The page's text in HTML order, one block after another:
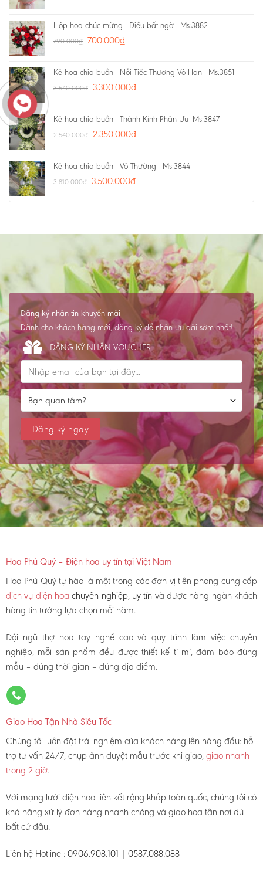
Hộp hoa chúc mừng - Điều bất ngờ - Ms:3882
790.000₫ 700.000₫
Kệ hoa chia buồn - Nỗi Tiếc Thương Vô Hạn - Ms:3851
3.540.000₫ 3.300.000₫
Kệ hoa chia buồn - Thành Kính Phân Ưu- Ms:3847
2.540.000₫ 2.350.000₫
Kệ hoa chia buồn - Vô Thường - Ms:3844
3.810.000₫ 3.500.000₫
Đăng ký nhận tin khuyến mãi
Dành cho khách hàng mới, đăng ký để nhận ưu đãi sớm nhất!
ĐĂNG KÝ NHẬN VOUCHER
Hoa Phú Quý – Điện hoa uy tín tại Việt Nam
Hoa Phú Quý tự hào là một trong các đơn vị tiên phong cung cấp
dịch vụ điện hoachuyên nghiệp, uy tín và được hàng ngàn khách
hàng tin tưởng lựa chọn mỗi năm.
Đội ngũ thợ hoa tay nghề cao và quy trình làm việc chuyên
nghiệp, mỗi sản phẩm đều được thiết kế tỉ mỉ, đảm bảo đúng
mẫu – đúng thời gian – đúng địa điểm.
Giao Hoa Tận Nhà Siêu Tốc
Chúng tôi luôn đặt trải nghiệm của khách hàng lên hàng đầu: hỗ
trợ tư vấn 24/7, chụp ảnh duyệt mẫu trước khi giao,giao nhanh
trong 2 giờ.
Với mạng lưới điện hoa liên kết rộng khắp toàn quốc, chúng tôi có
khả năng xử lý đơn hàng nhanh chóng và giao hoa tận nơi dù
bất cứ đâu.
Liên hệ Hotline : 0906.908.101 | 0587.088.088